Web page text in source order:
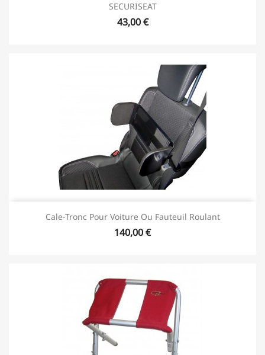
SECURISEAT
43,00 €
Cale-Tronc Pour Voiture Ou Fauteuil Roulant
140,00 €